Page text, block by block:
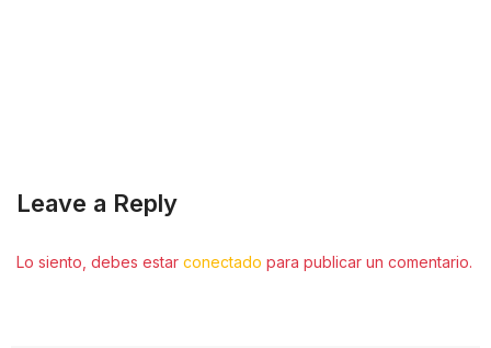
Leave a Reply
Lo siento, debes estar conectado para publicar un comentario.